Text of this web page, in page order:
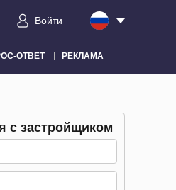
Войти
ОТВЕТ РЕКЛАМА
с застройщиком